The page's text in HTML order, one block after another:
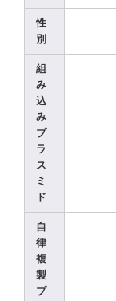
性
別
組
み
込
み
プ
ラ
ス
ミ
ド
自
律
複
製
プ